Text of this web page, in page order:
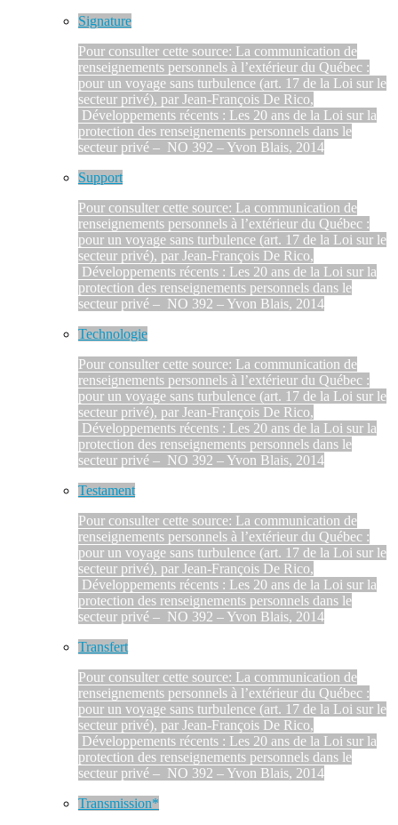
Signature
Pour consulter cette source: La communication de
renseignements personnels à l’extérieur du Québec :
pour un voyage sans turbulence (art. 17 de la Loi sur le
secteur privé), par Jean-François De Rico,
Développements récents : Les 20 ans de la Loi sur la
protection des renseignements personnels dans le
secteur privé – NO 392 – Yvon Blais, 2014
Support
Pour consulter cette source: La communication de
renseignements personnels à l’extérieur du Québec :
pour un voyage sans turbulence (art. 17 de la Loi sur le
secteur privé), par Jean-François De Rico,
Développements récents : Les 20 ans de la Loi sur la
protection des renseignements personnels dans le
secteur privé – NO 392 – Yvon Blais, 2014
Technologie
Pour consulter cette source: La communication de
renseignements personnels à l’extérieur du Québec :
pour un voyage sans turbulence (art. 17 de la Loi sur le
secteur privé), par Jean-François De Rico,
Développements récents : Les 20 ans de la Loi sur la
protection des renseignements personnels dans le
secteur privé – NO 392 – Yvon Blais, 2014
Testament
Pour consulter cette source: La communication de
renseignements personnels à l’extérieur du Québec :
pour un voyage sans turbulence (art. 17 de la Loi sur le
secteur privé), par Jean-François De Rico,
Développements récents : Les 20 ans de la Loi sur la
protection des renseignements personnels dans le
secteur privé – NO 392 – Yvon Blais, 2014
Transfert
Pour consulter cette source: La communication de
renseignements personnels à l’extérieur du Québec :
pour un voyage sans turbulence (art. 17 de la Loi sur le
secteur privé), par Jean-François De Rico,
Développements récents : Les 20 ans de la Loi sur la
protection des renseignements personnels dans le
secteur privé – NO 392 – Yvon Blais, 2014
Transmission*